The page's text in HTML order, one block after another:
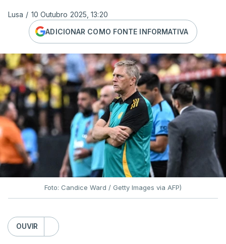
Lusa / 10 Outubro 2025, 13:20
ADICIONAR COMO FONTE INFORMATIVA
Foto: Candice Ward / Getty Images via AFP)
OUVIR